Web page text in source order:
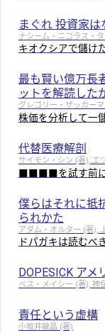
まぐれ 投資家
ナシーム・ニコラス・
キオクシアで儲け
最も賢い億万長
ットを解読した
グレゴリー・ザッカー
株価を分析して一
代替医療解剖
サイモン・シン (著), エ
■■■■を試す前に
僕らはそれに抵
られかた
アダム・オルター (著),
ドパガキは読むべ
DOPESICK ア
ベス・メイシー (著), 神
責任という虚構
小坂井敏晶 (著)